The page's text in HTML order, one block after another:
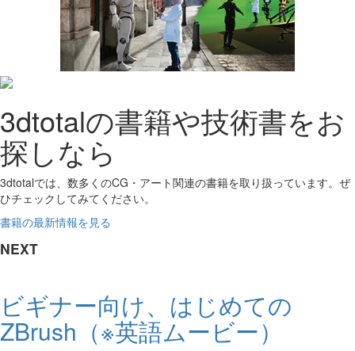
3dtotalの書籍や技術書をお
探しなら
3dtotalでは、数多くのCG・アート関連の書籍を取り扱っています。ぜ
ひチェックしてみてください。
書籍の最新情報を見る
NEXT
ビギナー向け、はじめての
ZBrush（※英語ムービー）